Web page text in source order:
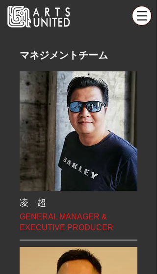
​マネジメントチーム
凌 超
GENERAL MANAGER &
EXECUTIVE PRODUCER